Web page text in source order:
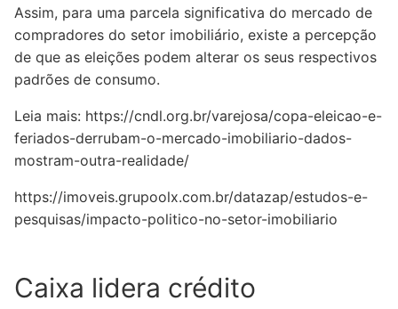
Assim, para uma parcela significativa do mercado de
compradores do setor imobiliário, existe a percepção
de que as eleições podem alterar os seus respectivos
padrões de consumo.
Leia mais: https://cndl.org.br/varejosa/copa-eleicao-e-
feriados-derrubam-o-mercado-imobiliario-dados-
mostram-outra-realidade/
https://imoveis.grupoolx.com.br/datazap/estudos-e-
pesquisas/impacto-politico-no-setor-imobiliario
Caixa lidera crédito